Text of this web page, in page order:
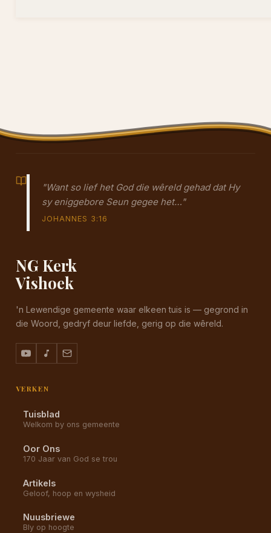
"Want so lief het God die wêreld gehad dat Hy
sy eniggebore Seun gegee het…"
JOHANNES 3:16
NG Kerk
Vishoek
'n Lewendige gemeente waar elkeen tuis is — gegrond in
die Woord, gedryf deur liefde, gerig op die wêreld.
VERKEN
Tuisblad
Welkom by ons gemeente
Oor Ons
170 Jaar van God se trou
Artikels
Geloof, hoop en wysheid
Nuusbriewe
Bly op hoogte